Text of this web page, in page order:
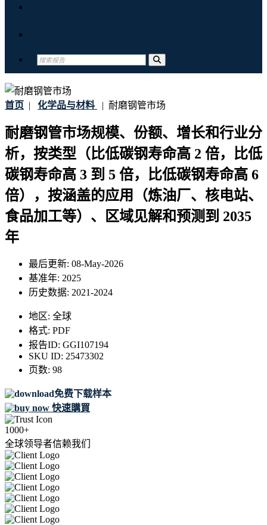
首页 | 化学品与材料 | 耐磨钢管市场
耐磨钢管市场规模、份额、增长和行业分
析，按类型（比低碳钢寿命高 2 倍，比低
碳钢寿命高 3 到 5 倍，比低碳钢寿命高 6
倍），按涵盖的应用（炼油厂、核电站、
食品加工等）、区域见解和预测到 2035
年
最后更新: 08-May-2026
基准年: 2025
历史数据: 2021-2024
地区: 全球
格式: PDF
报告ID: GGI107194
SKU ID: 25473302
页数: 98
免费下载样本
快速購買
1000+
全球领导者信赖我们